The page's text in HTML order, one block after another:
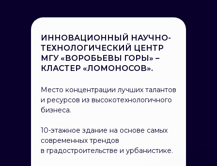
ИННОВАЦИОННЫЙ НАУЧНО-
ТЕХНОЛОГИЧЕСКИЙ ЦЕНТР
МГУ «ВОРОБЬЕВЫ ГОРЫ» –
КЛАСТЕР «ЛОМОНОСОВ».
Место концентрации лучших талантов
и ресурсов из высокотехнологичного
бизнеса.
10-этажное здание на основе самых
современных трендов
в градостроительстве и урбанистике.